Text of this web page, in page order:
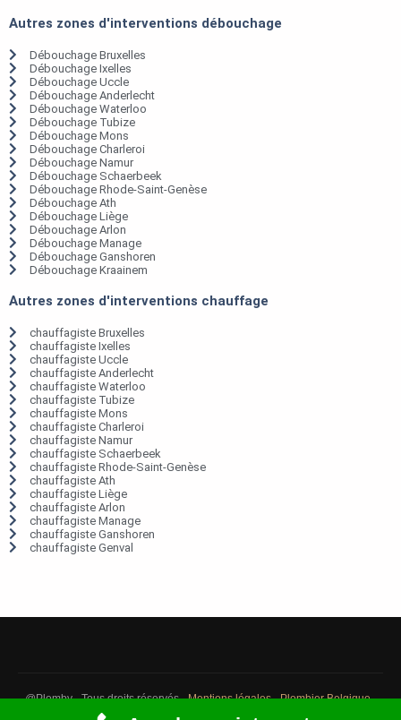
Autres zones d'interventions débouchage
Débouchage Bruxelles
Débouchage Ixelles
Débouchage Uccle
Débouchage Anderlecht
Débouchage Waterloo
Débouchage Tubize
Débouchage Mons
Débouchage Charleroi
Débouchage Namur
Débouchage Schaerbeek
Débouchage Rhode-Saint-Genèse
Débouchage Ath
Débouchage Liège
Débouchage Arlon
Débouchage Manage
Débouchage Ganshoren
Débouchage Kraainem
Autres zones d'interventions chauffage
chauffagiste Bruxelles
chauffagiste Ixelles
chauffagiste Uccle
chauffagiste Anderlecht
chauffagiste Waterloo
chauffagiste Tubize
chauffagiste Mons
chauffagiste Charleroi
chauffagiste Namur
chauffagiste Schaerbeek
chauffagiste Rhode-Saint-Genèse
chauffagiste Ath
chauffagiste Liège
chauffagiste Arlon
chauffagiste Manage
chauffagiste Ganshoren
chauffagiste Genval
@Plomby - Tous droits réservés -Mentions légales-Plombier Belgique-
Débouchage Belgique